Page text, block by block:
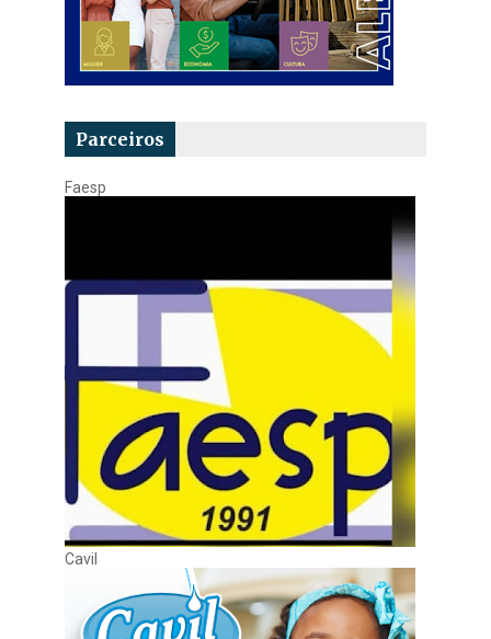
Parceiros
Faesp
Cavil